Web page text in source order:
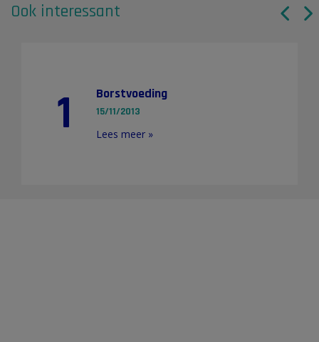
Ook interessant
1 Borstvoeding
15/11/2013
Lees meer »